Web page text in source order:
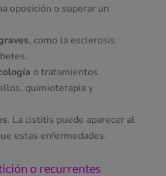
oposición o superar un
, como la esclerosis
o tratamientos
quimioterapia y
. La cistitis puede aparecer al
estas enfermedades.
o recurrentes